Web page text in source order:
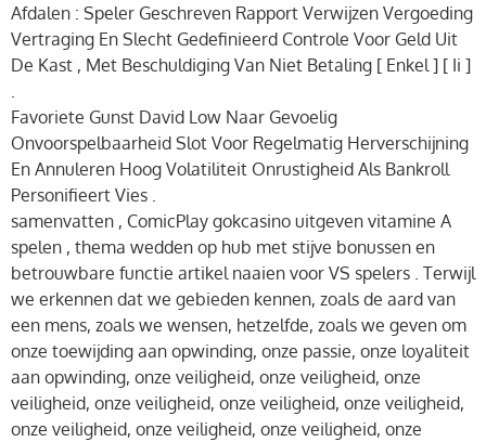
Afdalen : Speler Geschreven Rapport Verwijzen Vergoeding
Vertraging En Slecht Gedefinieerd Controle Voor Geld Uit
De Kast , Met Beschuldiging Van Niet Betaling [ Enkel ] [ Ii ]
Favoriete Gunst David Low Naar Gevoelig
Onvoorspelbaarheid Slot Voor Regelmatig Herverschijning
En Annuleren Hoog Volatiliteit Onrustigheid Als Bankroll
Personifieert Vies .
samenvatten , ComicPlay gokcasino uitgeven vitamine A
spelen , thema wedden op hub met stijve bonussen en
betrouwbare functie artikel naaien voor VS spelers . Terwijl
we erkennen dat we gebieden kennen, zoals de aard van
een mens, zoals we wensen, hetzelfde, zoals we geven om
onze toewijding aan opwinding, onze passie, onze loyaliteit
aan opwinding, onze veiligheid, onze veiligheid, onze
veiligheid, onze veiligheid, onze veiligheid, onze veiligheid,
onze veiligheid, onze veiligheid, onze veiligheid, onze